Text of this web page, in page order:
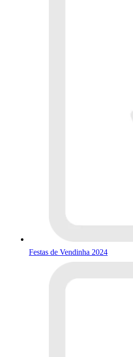
Festas de Vendinha 2024